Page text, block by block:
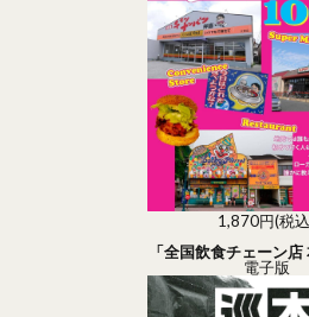
1,870円(税
「全国飲食チェーン店
電子版